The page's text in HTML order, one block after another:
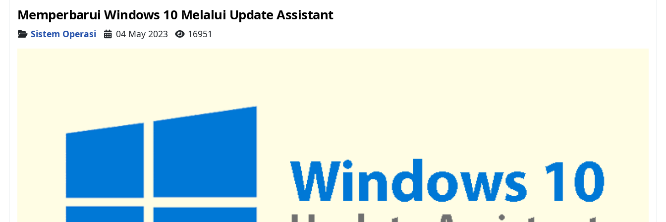
Memperbarui Windows 10 Melalui Update Assistant
Details
Sistem Operasi 04 May 2023 16951